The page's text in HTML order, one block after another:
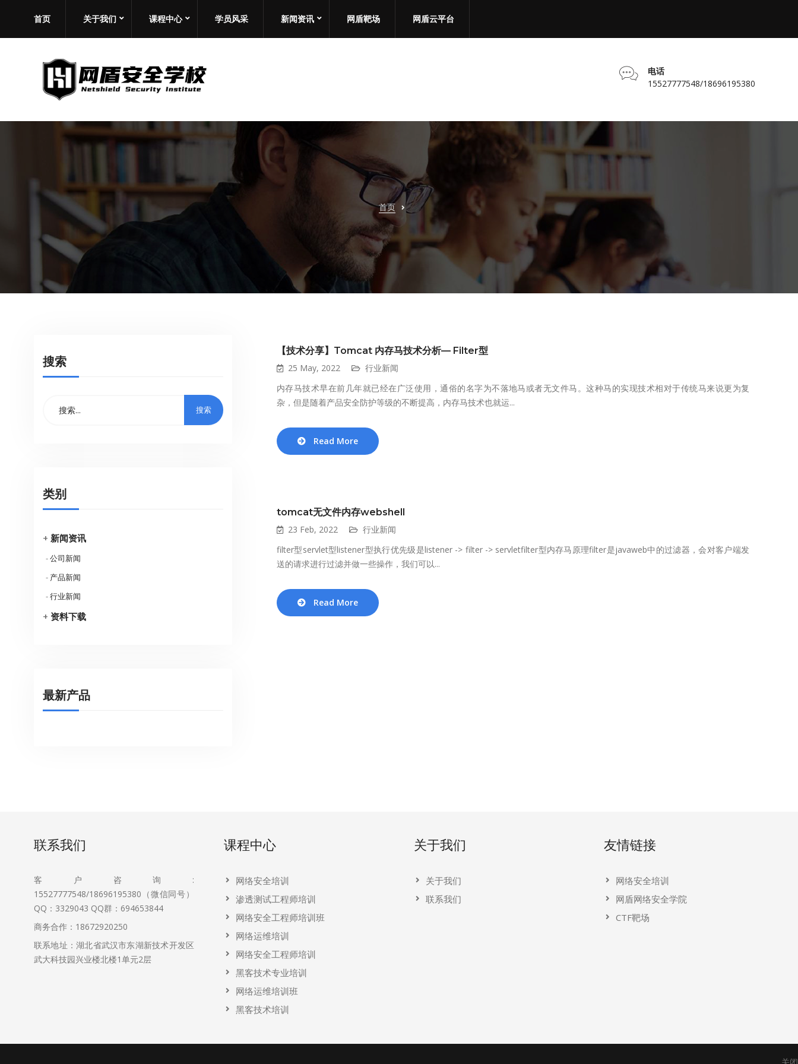
首页 关于我们 课程中心 学员风采 新闻资讯 网盾靶场 网盾云平台
电话
15527777548/18696195380
首页
【技术分享】Tomcat 内存马技术分析— Filter型
25 May, 2022
行业新闻
内存马技术早在前几年就已经在广泛使用，通俗的名字为不落地马或者无文件马。这种马的实现技术相对于传统马来说更为复
杂，但是随着产品安全防护等级的不断提高，内存马技术也就运...
Read More
tomcat无文件内存webshell
23 Feb, 2022
行业新闻
filter型servlet型listener型执行优先级是listener -> filter -> servletfilter型内存马原理filter是javaweb中的过滤器，会对客户端发
送的请求进行过滤并做一些操作，我们可以...
Read More
搜索
类别
+ 新闻资讯
-公司新闻
- 产品新闻
-行业新闻
+ 资料下载
最新产品
联系我们
客户咨询:
15527777548/18696195380（微信同号）
QQ：3329043 QQ群：694653844
商务合作：18672920250
联系地址：湖北省武汉市东湖新技术开发区
武大科技园兴业楼北楼1单元2层
课程中心
网络安全培训
渗透测试工程师培训
网络安全工程师培训班
网络运维培训
网络安全工程师培训
黑客技术专业培训
网络运维培训班
黑客技术培训
关于我们
关于我们
联系我们
友情链接
网络安全培训
网盾网络安全学院
CTF靶场